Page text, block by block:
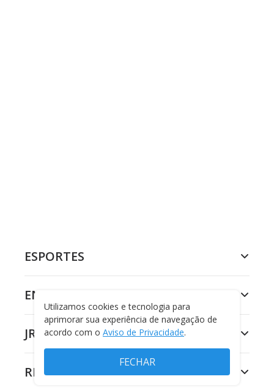
ESPORTES
ENTRETENIMENTO
JR 24H
RECORD
Utilizamos cookies e tecnologia para
aprimorar sua experiência de navegação de
acordo com o Aviso de Privacidade.
FECHAR